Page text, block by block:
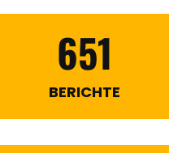
651
BERICHTE